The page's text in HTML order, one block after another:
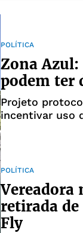
POLÍTICA
Zona
podem ter
Projeto
incentivar uso
POLÍTICA
Vereadora
retirada
Fly